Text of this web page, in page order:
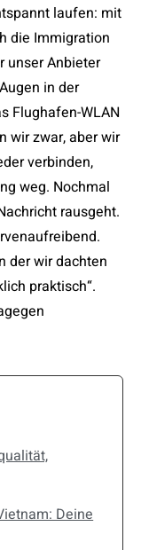
laufen: mit
die Immigration
unser Anbieter
in der
Flughafen-WLAN
wir zwar, aber wir
verbinden,
weg. Nochmal
rausgeht.
der wir dachten
praktisch“.
Deine